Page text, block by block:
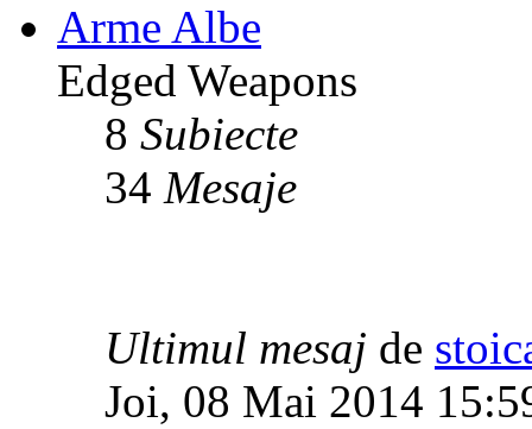
Arme Albe
Edged Weapons
8 Subiecte
34 Mesaje
Ultimul mesaj de
Joi, 08 Mai 2014